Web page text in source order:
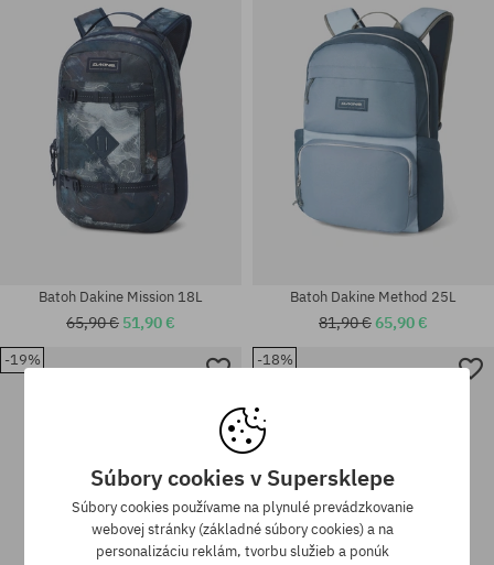
univerzálna veľkosť
Batoh Dakine Mission 18L
65,90 € 51,90 €
Batoh Dakine Method 25L
81,90 €65,90 €
-19% -18%
Súbory cookies v Supersklepe
Súbory cookies používame na plynulé prevádzkovanie
webovej stránky (základné súbory cookies) a na
personalizáciu reklám, tvorbu služieb a ponúk